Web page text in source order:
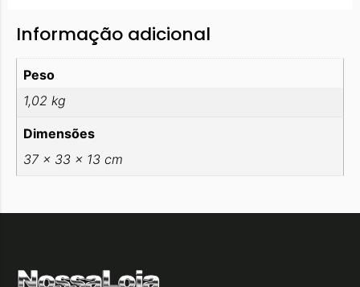
Informação adicional
Peso
1,02 kg
Dimensões
37 × 33 × 13 cm